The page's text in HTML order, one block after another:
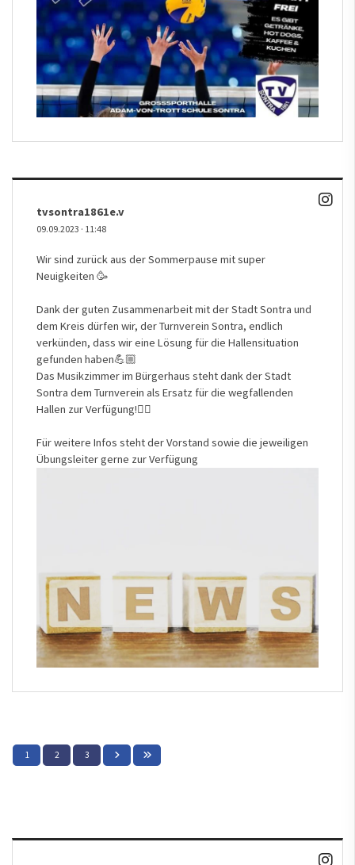
tvsontra1861e.v
09.09.2023 · 11:48
Wir sind zurück aus der Sommerpause mit super
Neuigkeiten 🥳
Dank der guten Zusammenarbeit mit der Stadt Sontra und
dem Kreis dürfen wir, der Turnverein Sontra, endlich
verkünden, dass wir eine Lösung für die Hallensituation
gefunden haben💪🏼
Das Musikzimmer im Bürgerhaus steht dank der Stadt
Sontra dem Turnverein als Ersatz für die wegfallenden
Hallen zur Verfügung!👍🏼
Für weitere Infos steht der Vorstand sowie die jeweiligen
Übungsleiter gerne zur Verfügung
1 2 3